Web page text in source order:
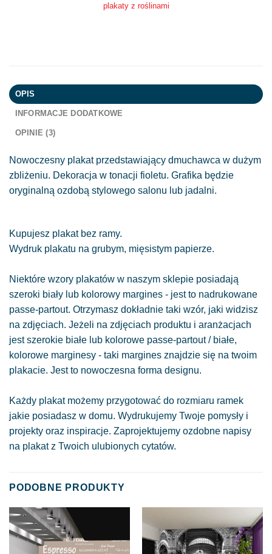
plakaty z roślinami
OPIS
INFORMACJE DODATKOWE
OPINIE (3)
Nowoczesny plakat przedstawiający dmuchawca w dużym
zbliżeniu. Dekoracja w tonacji fioletu. Grafika będzie
oryginalną ozdobą stylowego salonu lub jadalni.
Kupujesz plakat bez ramy.
Wydruk plakatu na grubym, mięsistym papierze.
Niektóre wzory plakatów w naszym sklepie posiadają
szeroki biały lub kolorowy margines - jest to nadrukowane
passe-partout. Otrzymasz dokładnie taki wzór, jaki widzisz
na zdjęciach. Jeżeli na zdjęciach produktu i aranżacjach
jest szerokie białe lub kolorowe passe-partout / białe,
kolorowe marginesy - taki margines znajdzie się na twoim
plakacie. Jest to nowoczesna forma designu.
Każdy plakat możemy przygotować do rozmiaru ramek
jakie posiadasz w domu. Wydrukujemy Twoje pomysły i
projekty oraz inspiracje. Zaprojektujemy ozdobne napisy
na plakat z Twoich ulubionych cytatów.
PODOBNE PRODUKTY